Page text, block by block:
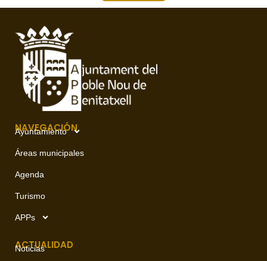
NAVEGACIÓN
Ayuntamiento
Áreas municipales
Agenda
Turismo
APPs
ACTUALIDAD
Noticias